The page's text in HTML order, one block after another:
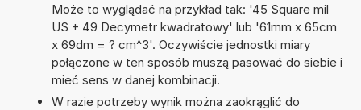
Może to wyglądać na przykład tak: '45 Square mil
US + 49 Decymetr kwadratowy' lub '61mm x 65cm
x 69dm = ? cm^3'. Oczywiście jednostki miary
połączone w ten sposób muszą pasować do siebie i
mieć sens w danej kombinacji.
W razie potrzeby wynik można zaokrąglić do